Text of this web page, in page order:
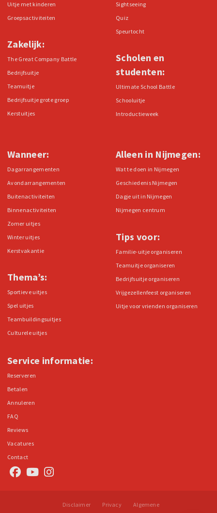
Uitje met kinderen
Groepsactiviteiten
Zakelijk:
The Great Company Battle
Bedrijfsuitje
Teamuitje
Bedrijfsuitje grote groep
Kerstuitjes
Sightseeing
Quiz
Speurtocht
Scholen en
studenten:
Ultimate School Battle
Schooluitje
Introductieweek
Wanneer:
Dagarrangementen
Avondarrangementen
Buitenactiviteiten
Binnenactiviteiten
Zomer uitjes
Winter uitjes
Kerstvakantie
Thema’s:
Sportieve uitjes
Spel uitjes
Teambuildingsuitjes
Culturele uitjes
Alleen in Nijmegen:
Wat te doen in Nijmegen
Geschiedenis Nijmegen
Dagje uit in Nijmegen
Nijmegen centrum
Tips voor:
Familie-uitje organiseren
Teamuitje organiseren
Bedrijfsuitje organiseren
Vrijgezellenfeest organiseren
Uitje voor vrienden organiseren
Service informatie:
Reserveren
Betalen
Annuleren
FAQ
Reviews
Vacatures
Contact
Disclaimer Privacy Algemene